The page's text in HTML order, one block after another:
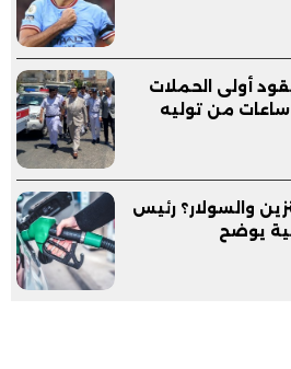
أولى الحملات
ساعات من توليه
والسولار؟ رئيس
يوضح